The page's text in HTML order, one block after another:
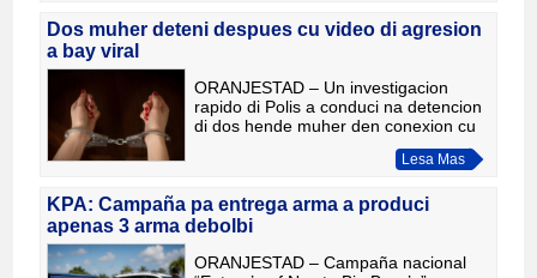
Dos muher deteni despues cu video di agresion
a bay viral
ORANJESTAD – Un investigacion
rapido di Polis a conduci na detencion
di dos hende muher den conexion cu
un caso di agresion cu a tuma lugar
diadomingo 31 di mei. E incidente a
Lesa Mas
KPA: Campaña pa entrega arma a produci
apenas 3 arma debolbi
ORANJESTAD – Campaña nacional